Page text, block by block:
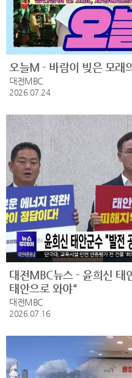
오늘M - 바람이 빚은 모래
대전MBC
2026.07.24
대전MBC뉴스 - 윤희신 태
태안으로 와야"
대전MBC
2026.07.16